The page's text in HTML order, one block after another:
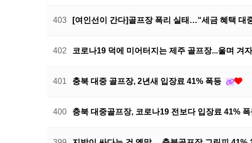
403 [여인선이 간다]골프장 폭리 실태…“세금 혜택 대
402 코로나19 덕에 미어터지는 제주 골프장...울며 겨
401 충북 대중 골프장, 2년새 입장료 41% 폭등
400 충북 대중골프장, 코로나19 전보다 입장료 41% 폭